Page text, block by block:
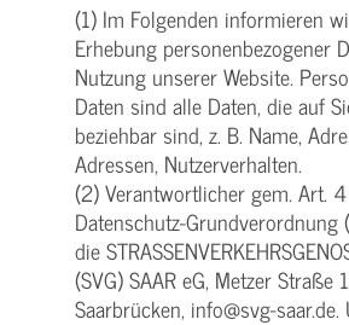
(1) Im Folgenden informieren
Erhebung personenbezogener
Nutzung unserer Website.
Daten sind alle Daten, die auf
beziehbar sind, z. B. Name,
Adressen, Nutzerverhalten.
(2) Verantwortlicher gem. Art.
Datenschutz-Grundverordnung
die
(SVG) SAAR eG, Metzer Straße
Saarbrücken, info@svg-saar.de.